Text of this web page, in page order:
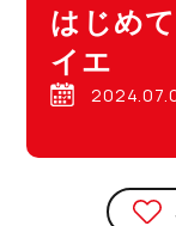
はじめ
イエ